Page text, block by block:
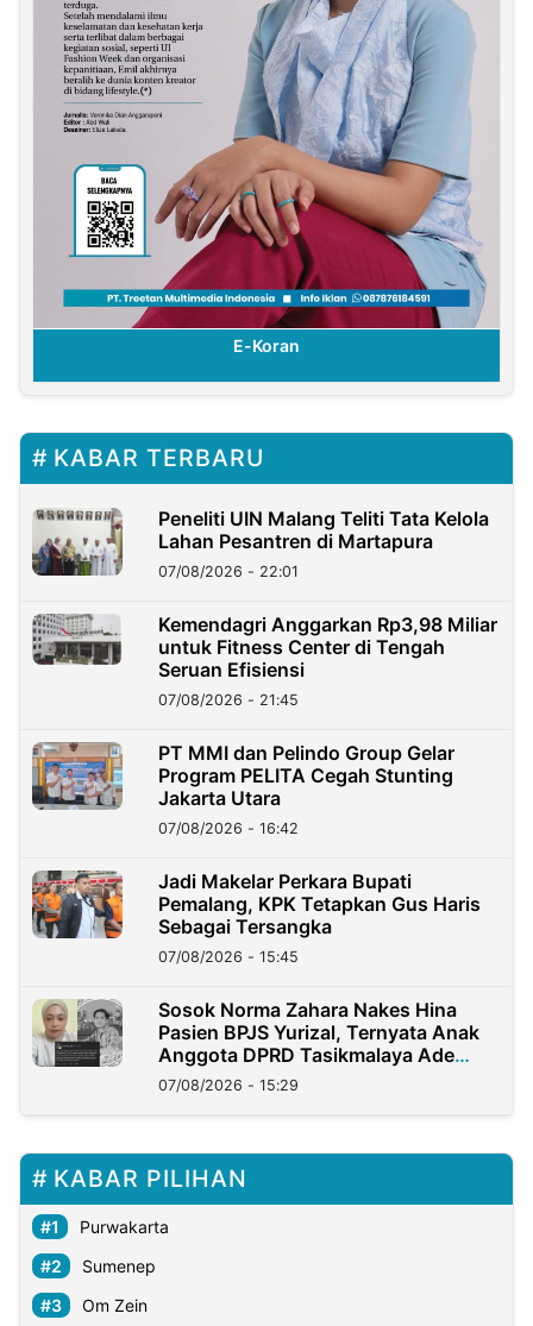
E-Koran
KABAR TERBARU
Peneliti UIN Malang Teliti Tata Kelola
Lahan Pesantren di Martapura
07/08/2026 - 22:01
Kemendagri Anggarkan Rp3,98 Miliar
untuk Fitness Center di Tengah
Seruan Efisiensi
07/08/2026 - 21:45
PT MMI dan Pelindo Group Gelar
Program PELITA Cegah Stunting
Jakarta Utara
07/08/2026 - 16:42
Jadi Makelar Perkara Bupati
Pemalang, KPK Tetapkan Gus Haris
Sebagai Tersangka
07/08/2026 - 15:45
Sosok Norma Zahara Nakes Hina
Pasien BPJS Yurizal, Ternyata Anak
Anggota DPRD Tasikmalaya Ade
Lukman
07/08/2026 - 15:29
KABAR PILIHAN
Purwakarta
Sumenep
Om Zein